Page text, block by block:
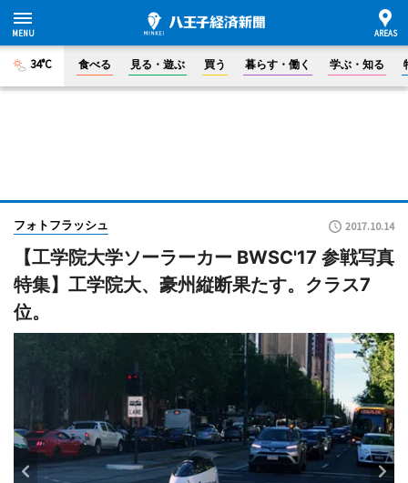
34°C 食べる 見る・遊ぶ 買う 暮らす・働く 学ぶ・知る
フォトフラッシュ 2017.10.14
【工学院大学ソーラーカー BWSC'17 参戦写真
特集】工学院大、豪州縦断果たす。クラス7
位。